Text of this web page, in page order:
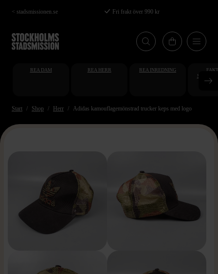
Hoppa
till
huvudinnehåll
< stadsmissionen.se Fri frakt över 990 kr
REA DAM REA HERR REA INREDNING
Start Shop Herr Adidas kamouflagemönstrad trucker keps med logo